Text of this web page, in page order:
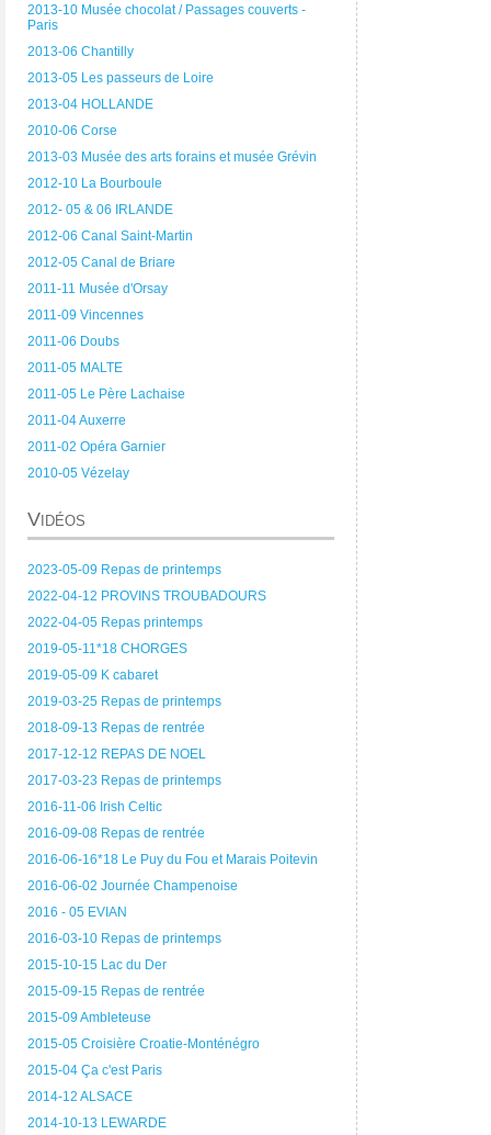
2013-10 Musée chocolat / Passages couverts -
Paris
2013-06 Chantilly
2013-05 Les passeurs de Loire
2013-04 HOLLANDE
2010-06 Corse
2013-03 Musée des arts forains et musée Grévin
2012-10 La Bourboule
2012- 05 & 06 IRLANDE
2012-06 Canal Saint-Martin
2012-05 Canal de Briare
2011-11 Musée d'Orsay
2011-09 Vincennes
2011-06 Doubs
2011-05 MALTE
2011-05 Le Père Lachaise
2011-04 Auxerre
2011-02 Opéra Garnier
2010-05 Vézelay
Vidéos
2023-05-09 Repas de printemps
2022-04-12 PROVINS TROUBADOURS
2022-04-05 Repas printemps
2019-05-11*18 CHORGES
2019-05-09 K cabaret
2019-03-25 Repas de printemps
2018-09-13 Repas de rentrée
2017-12-12 REPAS DE NOEL
2017-03-23 Repas de printemps
2016-11-06 Irish Celtic
2016-09-08 Repas de rentrée
2016-06-16*18 Le Puy du Fou et Marais Poitevin
2016-06-02 Journée Champenoise
2016 - 05 EVIAN
2016-03-10 Repas de printemps
2015-10-15 Lac du Der
2015-09-15 Repas de rentrée
2015-09 Ambleteuse
2015-05 Croisière Croatie-Monténégro
2015-04 Ça c'est Paris
2014-12 ALSACE
2014-10-13 LEWARDE